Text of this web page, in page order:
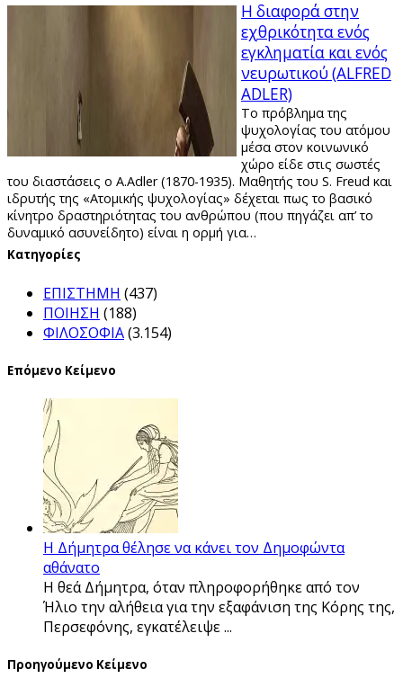
Η διαφορά στην
εχθρικότητα ενός
εγκληματία και ενός
νευρωτικού (ALFRED
ADLER)
Το πρόβλημα της
ψυχολογίας του ατόμου
μέσα στον κοινωνικό
χώρο είδε στις σωστές
του διαστάσεις ο A.Adler (1870-1935). Μαθητής του S. Freud και
ιδρυτής της «Ατομικής ψυχολογίας» δέχεται πως το βασικό
κίνητρο δραστηριότητας του ανθρώπου (που πηγάζει απ’ το
δυναμικό ασυνείδητο) είναι η ορμή για…
Kατηγορίες
ΕΠΙΣΤΗΜΗ (437)
ΠΟΙΗΣΗ (188)
ΦΙΛΟΣΟΦΙΑ(3.154)
Επόμενο Κείμενο
Η Δήμητρα θέλησε να κάνει τον Δημοφώντα
αθάνατο
Η θεά Δήμητρα, όταν πληροφορήθηκε από τον
Ήλιο την αλήθεια για την εξαφάνιση της Κόρης της,
Περσεφόνης, εγκατέλειψε ...
Προηγούμενο Κείμενο